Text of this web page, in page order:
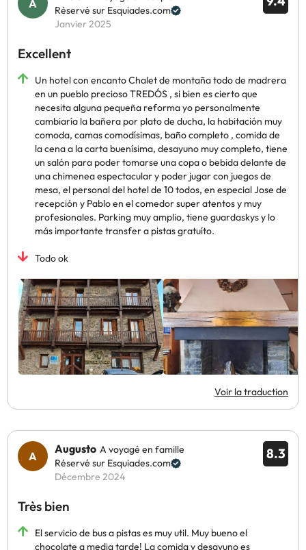
Réservé sur Esquiades.com
Janvier 2025
Excellent
Un hotel con encanto Chalet de montaña todo de madrera
en un pueblo precioso TREDÓS , si bien es cierto que
necesita alguna pequeña reforma yo personalmente
cambiaría la bañera por plato de ducha, la habitación muy
comoda, camas comodísimas, baño completo , comida de
la cena a la carta buenísima, desayuno muy completo, tiene
un salón para poder tomarse una copa o bebida delante de
una chimenea espectacular y poder jugar con juegos de
mesa, el personal del hotel de 10 todos, en especial Jose de
recepción y Pablo en el comedor super atentos y muy
profesionales. Parking muy amplio, tiene guardaskys y lo
más importante transfer a pistas gratuíto.
Todo ok
Voir la traduction
8.3
Augusto A voyagé en famille
Réservé sur Esquiades.com
Décembre 2024
Très bien
El servicio de bus a pistas es muy util. Muy bueno el
chocolate a media tarde! La comida y desayuno es